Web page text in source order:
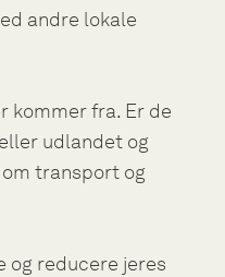
andre lokale
kommer fra. Er de
udlandet og
om transport og
og reducere jeres